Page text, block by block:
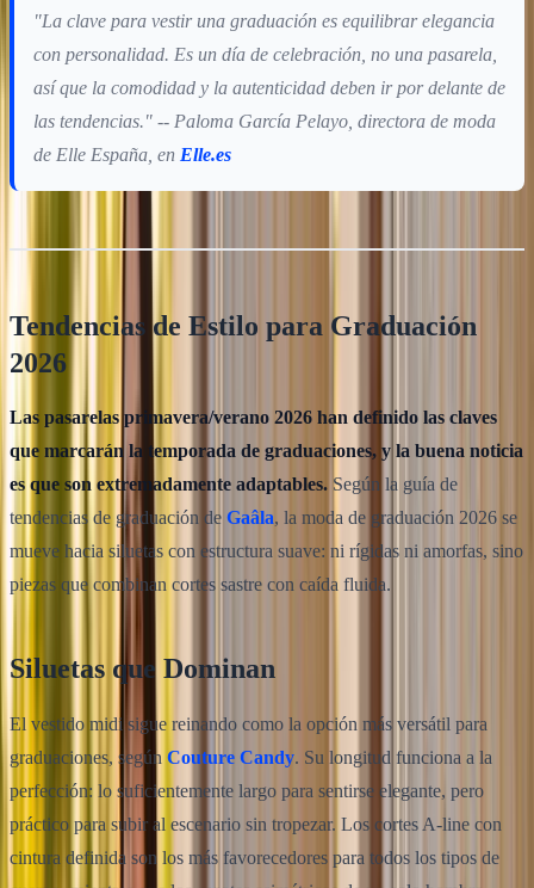
"La clave para vestir una graduación es equilibrar elegancia
con personalidad. Es un día de celebración, no una pasarela,
así que la comodidad y la autenticidad deben ir por delante de
las tendencias." -- Paloma García Pelayo, directora de moda
de Elle España, en Elle.es
Tendencias de Estilo para Graduación
2026
Las pasarelas primavera/verano 2026 han definido las claves
que marcarán la temporada de graduaciones, y la buena noticia
es que son extremadamente adaptables. Según la guía de
tendencias de graduación de Gaâla, la moda de graduación 2026 se
mueve hacia siluetas con estructura suave: ni rígidas ni amorfas, sino
piezas que combinan cortes sastre con caída fluida.
Siluetas que Dominan
El vestido midi sigue reinando como la opción más versátil para
graduaciones, según Couture Candy. Su longitud funciona a la
perfección: lo suficientemente largo para sentirse elegante, pero
práctico para subir al escenario sin tropezar. Los cortes A-line con
cintura definida son los más favorecedores para todos los tipos de